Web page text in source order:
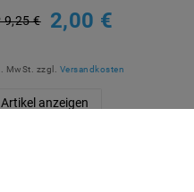
9,25 € 2,00 €
MwSt. zzgl. Versandkosten
Artikel anzeigen